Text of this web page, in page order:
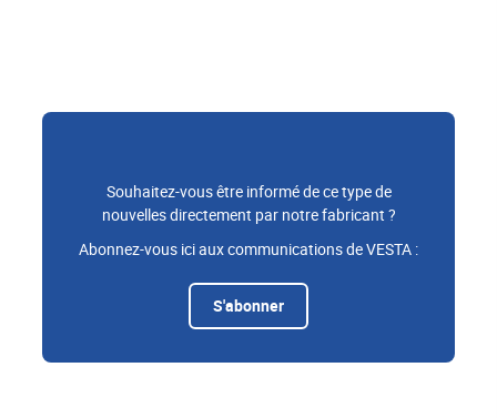
Souhaitez-vous être informé de ce type de
nouvelles directement par notre fabricant ?
Abonnez-vous ici aux communications de VESTA :
S'abonner